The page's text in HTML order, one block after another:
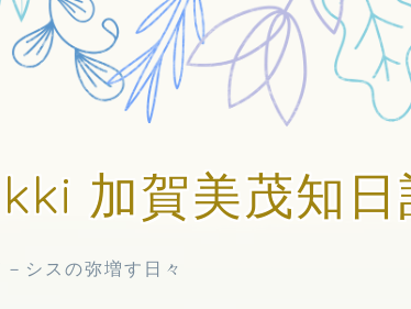
加賀美茂知日
シスの弥増す日々